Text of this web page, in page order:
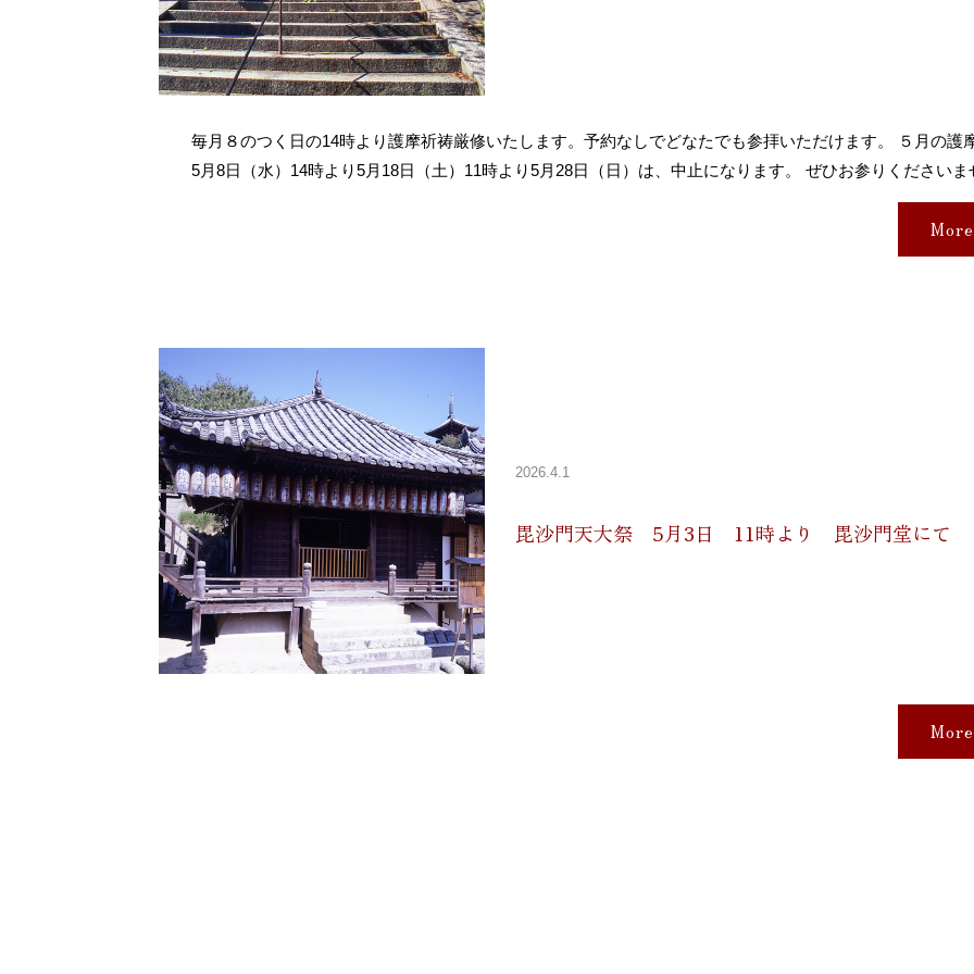
毎月８のつく日の14時より護摩祈祷厳修いたします。予約なしでどなたでも参拝いただけます。 ５月の護
5月8日（水）14時より5月18日（土）11時より5月28日（日）は、中止になります。 ぜひお参りくださいま
More
2026.4.1
毘沙門天大祭 5月3日 11時より 毘沙門堂にて
More